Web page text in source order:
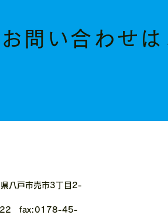
お問い合わせは
八戸市売市3丁目2-
fax:0178-45-